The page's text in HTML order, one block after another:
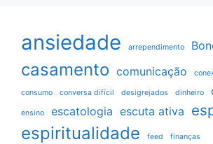
ansiedade arrependimento
casamento comunicação
consumo conversa difícil desigrejados dinheiro
ensino escatologia escuta ativa
espiritualidade feed finanças